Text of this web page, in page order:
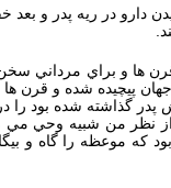
در ريه پدر و بعد
قرن ها و براي مرداني
شده و قرن ها را
گذاشته شده بود را
از نظر من شبيه وحي
موعظه را گاه و